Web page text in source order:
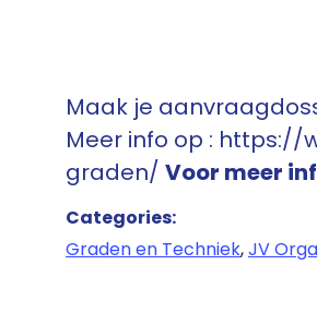
Maak je
Meer info op :
graden/ Voor meer
Categories:
Graden en Techniek,JV